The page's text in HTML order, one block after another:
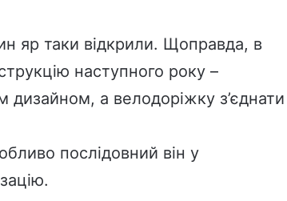
яр таки відкрили. Щоправда, в
наступного року –
а велодоріжку з’єднати
послідовний він у